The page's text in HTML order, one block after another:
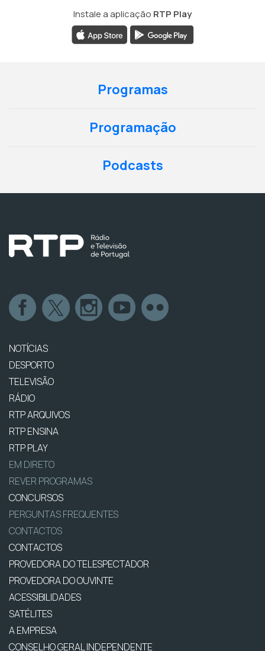
Instale a aplicação RTP Play
Programas
Programação
Podcasts
NOTÍCIAS
DESPORTO
TELEVISÃO
RÁDIO
RTP ARQUIVOS
RTP ENSINA
RTP PLAY
EM DIRETO
REVER PROGRAMAS
CONCURSOS
PERGUNTAS FREQUENTES
CONTACTOS
CONTACTOS
PROVEDORA DO TELESPECTADOR
PROVEDORA DO OUVINTE
ACESSIBILIDADES
SATÉLITES
A EMPRESA
CONSELHO GERAL INDEPENDENTE